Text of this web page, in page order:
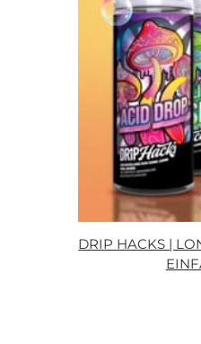
DRIP HACKS |